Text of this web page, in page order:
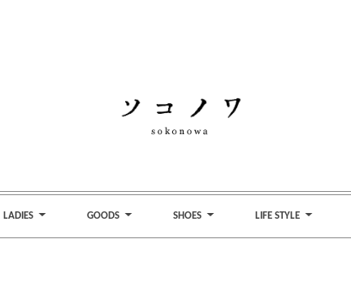
LADIES GOODS SHOES LIFE STYLE